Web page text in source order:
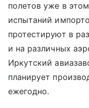
полетов уже в
испытаний
протестируют в
и на различных
Иркутский
планирует
ежегодно.